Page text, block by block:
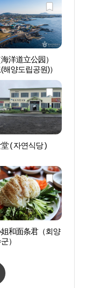
洋道立公园）
(해양도립공원)）
( 자연식당 )
和面条君（회양
）